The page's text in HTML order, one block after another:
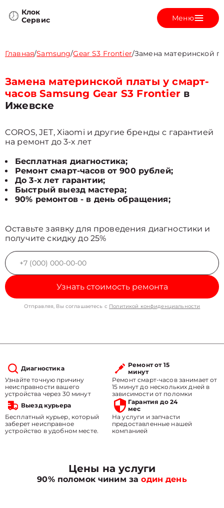
Клок
Сервис
Меню
Главная/Samsung/Gear S3 Frontier/Замена материнской
Замена материнской платы у смарт-
часов Samsung Gear S3 Frontier в
Ижевске
COROS, JET, Xiaomi и другие бренды с гарантией
на ремонт до 3-х лет
Бесплатная диагностика;
Ремонт смарт-часов от 900 рублей;
До 3-х лет гарантии;
Быстрый выезд мастера;
90% ремонтов - в день обращения;
Оставьте заявку для проведения диагностики и
получите скидку до 25%
Узнать стоимость ремонта
Отправляя, Вы соглашаетесь с Политикой конфиденциальности
Диагностика
Узнайте точную причину
неисправности вашего
устройства через 30 минут
Ремонт от 15
минут
Ремонт смарт-часов занимает от
15 минут до нескольких дней в
зависимости от поломки
Выезд курьера
Бесплатный курьер, который
заберет неисправное
устройство в удобном месте.
Гарантия до 24
мес
На услуги и запчасти
предоставленные нашей
компанией
Цены на услуги
90% поломок чиним заодин день